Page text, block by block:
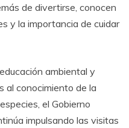
de divertirse, conocen
y la importancia de cuidar
ambiental y
al conocimiento de la
el Gobierno
impulsando las visitas